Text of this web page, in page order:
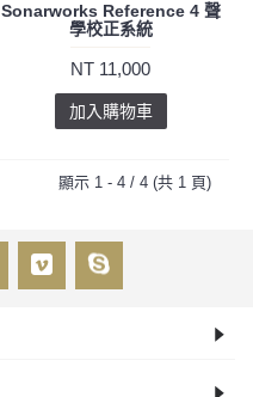
Sonarworks Reference 4 聲
學校正系統
NT 11,000
加入購物車
顯示 1 - 4 / 4 (共 1 頁)